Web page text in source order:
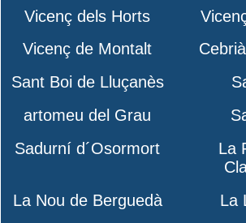
Vicenç dels Horts
Vicenç de Montalt
Sant Boi de Lluçanès
artomeu del Grau
Sadurní d´Osormort
La
La Nou de Berguedà
La